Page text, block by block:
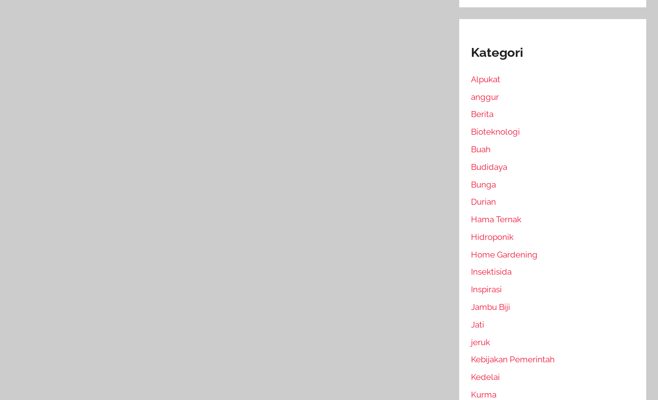
Kategori
Alpukat
anggur
Berita
Bioteknologi
Buah
Budidaya
Bunga
Durian
Hama Ternak
Hidroponik
Home Gardening
Insektisida
Inspirasi
Jambu Biji
Jati
jeruk
Kebijakan Pemerintah
Kedelai
Kurma